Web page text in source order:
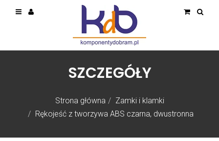
Strona główna
Zamki i klamki
Rękojeść z tworzywa ABS czarna, dwustronna
SZCZEGÓŁY